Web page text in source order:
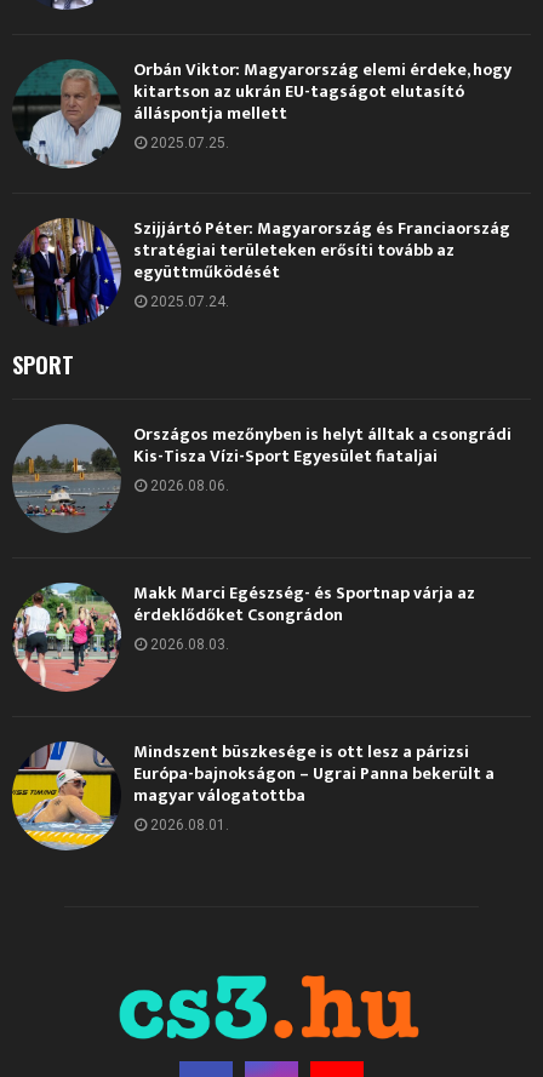
Orbán Viktor: Magyarország elemi érdeke, hogy
kitartson az ukrán EU-tagságot elutasító
álláspontja mellett
2025.07.25.
Szijjártó Péter: Magyarország és Franciaország
stratégiai területeken erősíti tovább az
együttműködését
2025.07.24.
SPORT
Országos mezőnyben is helyt álltak a csongrádi
Kis-Tisza Vízi-Sport Egyesület fiataljai
2026.08.06.
Makk Marci Egészség- és Sportnap várja az
érdeklődőket Csongrádon
2026.08.03.
Mindszent büszkesége is ott lesz a párizsi
Európa-bajnokságon – Ugrai Panna bekerült a
magyar válogatottba
2026.08.01.